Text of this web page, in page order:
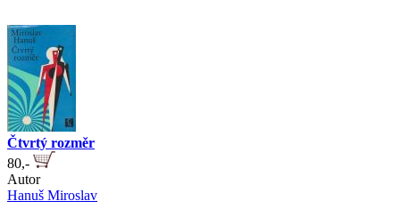
Čtvrtý rozměr
80,-
Autor
Hanuš Miroslav